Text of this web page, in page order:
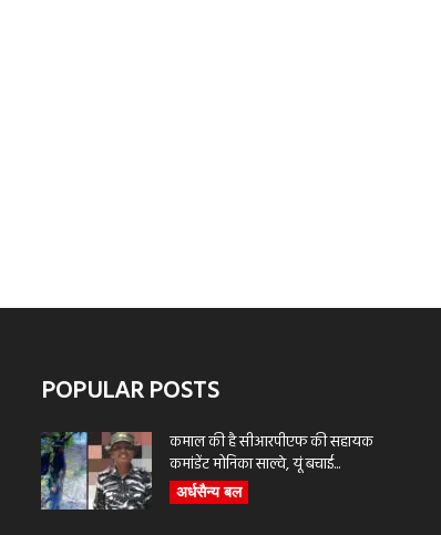
POPULAR POSTS
कमाल की है सीआरपीएफ की सहायक
कमांडेंट मोनिका साल्वे, यूं बचाई...
अर्धसैन्य बल